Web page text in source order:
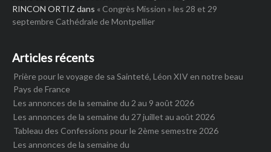
RINCON ORTIZ dans « Congrès Mission » les 28 et 29
septembre Cathédrale de Montpellier
Articles récents
Prière pour le voyage de sa Sainteté, Léon XIV en notre beau
Pays de France
Les annonces de la semaine du 2 au 9 août 2026
Les annonces de la semaine du 27 juillet au août 2026
Tableau des Confessions pour le 2ème semestre 2026
Les annonces de la semaine du